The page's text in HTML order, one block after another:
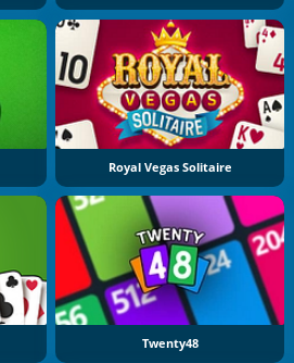
Royal Vegas Solitaire
Twenty48